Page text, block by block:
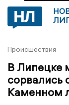
Происшествия
В Липецке
сорвались
Каменном